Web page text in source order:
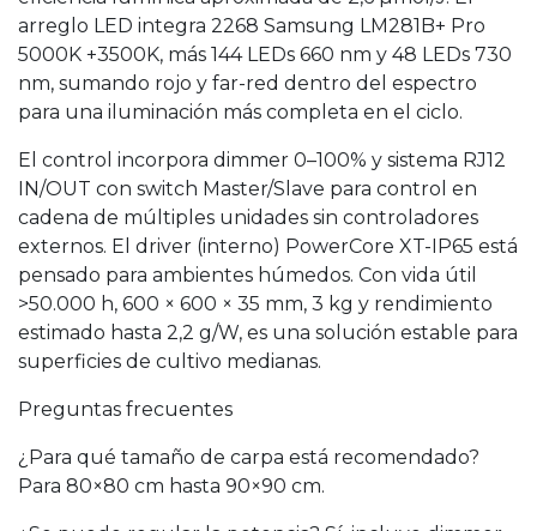
arreglo LED integra 2268 Samsung LM281B+ Pro
5000K +3500K, más 144 LEDs 660 nm y 48 LEDs 730
nm, sumando rojo y far-red dentro del espectro
para una iluminación más completa en el ciclo.
El control incorpora dimmer 0–100% y sistema RJ12
IN/OUT con switch Master/Slave para control en
cadena de múltiples unidades sin controladores
externos. El driver (interno) PowerCore XT-IP65 está
pensado para ambientes húmedos. Con vida útil
>50.000 h, 600 × 600 × 35 mm, 3 kg y rendimiento
estimado hasta 2,2 g/W, es una solución estable para
superficies de cultivo medianas.
Preguntas frecuentes
¿Para qué tamaño de carpa está recomendado?
Para 80×80 cm hasta 90×90 cm.